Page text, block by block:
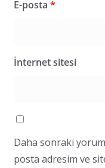
E-posta *
İnternet sitesi
Daha sonraki
posta adresim ve